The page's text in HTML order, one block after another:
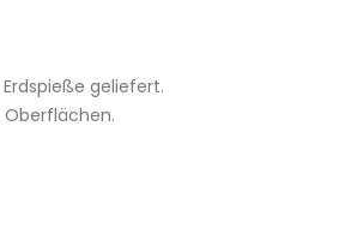
geliefert.
Oberflächen.